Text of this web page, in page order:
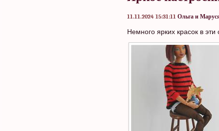
11.11.2024 15:31:11 Ольга и
Немного ярких красок в